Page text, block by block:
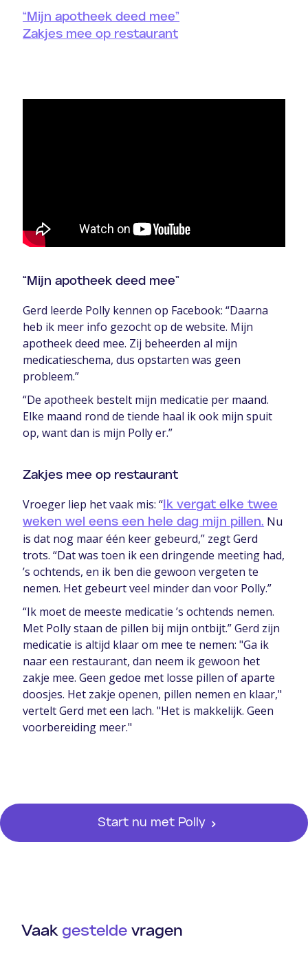
“Mijn apotheek deed mee”
Zakjes mee op restaurant
“Mijn apotheek deed mee”
Gerd leerde Polly kennen op Facebook: “Daarna
heb ik meer info gezocht op de website. Mijn
apotheek deed mee. Zij beheerden al mijn
medicatieschema, dus opstarten was geen
probleem.”
“De apotheek bestelt mijn medicatie per maand.
Elke maand rond de tiende haal ik ook mijn spuit
op, want dan is mijn Polly er.”
Zakjes mee op restaurant
Vroeger liep het vaak mis: “ Ik vergat elke twee
weken wel eens een hele dag mijn pillen. Nu
is dat nog maar één keer gebeurd,” zegt Gerd
trots. “Dat was toen ik een dringende meeting had,
’s ochtends, en ik ben die gewoon vergeten te
nemen. Het gebeurt veel minder dan voor Polly.”
“Ik moet de meeste medicatie ’s ochtends nemen.
Met Polly staan de pillen bij mijn ontbijt.” Gerd zijn
medicatie is altijd klaar om mee te nemen: "Ga ik
naar een restaurant, dan neem ik gewoon het
zakje mee. Geen gedoe met losse pillen of aparte
doosjes. Het zakje openen, pillen nemen en klaar,"
vertelt Gerd met een lach. "Het is makkelijk. Geen
voorbereiding meer."
Start nu met Polly
Vaakgestelde vragen